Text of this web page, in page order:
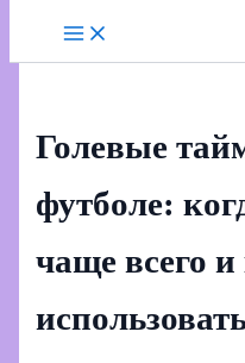
Голевые
футболе:
чаще всего и